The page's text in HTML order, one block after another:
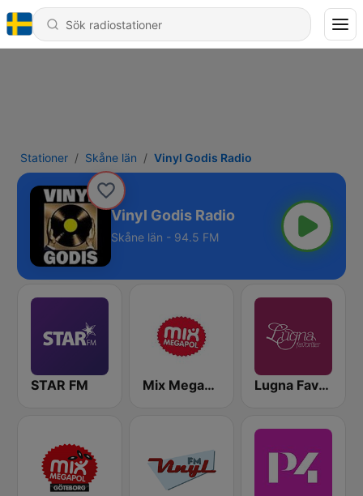
Stationer Skåne län Vinyl Godis Radio
Vinyl Godis Radio
Skåne län - 94.5 FM
STAR FM Mix Megapol Lugna Favoriter